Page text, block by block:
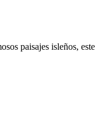
paisajes isleños,